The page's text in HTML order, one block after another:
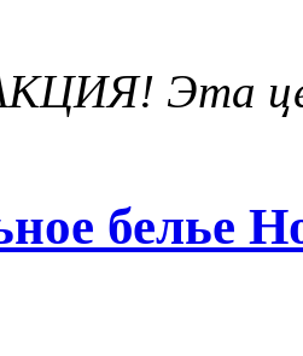
Эта
белье